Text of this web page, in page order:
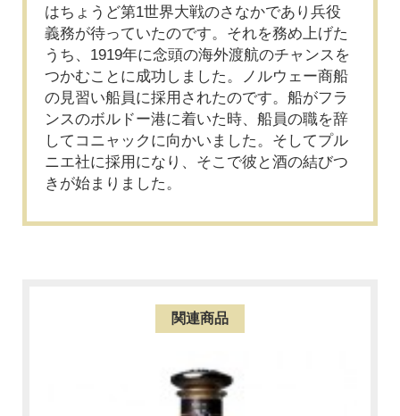
はちょうど第1世界大戦のさなかであり兵役
義務が待っていたのです。それを務め上げた
うち、1919年に念頭の海外渡航のチャンスを
つかむことに成功しました。ノルウェー商船
の見習い船員に採用されたのです。船がフラ
ンスのボルドー港に着いた時、船員の職を辞
してコニャックに向かいました。そしてプル
ニエ社に採用になり、そこで彼と酒の結びつ
きが始まりました。
関連商品